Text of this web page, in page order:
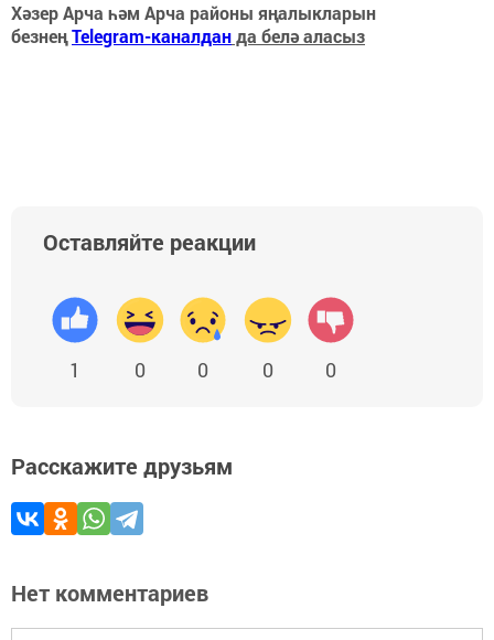
Хәзер Арча һәм Арча районы яңалыкларын
безнеңTelegram-каналданда белә аласыз
Оставляйте реакции
1 0 0 0 0
Расскажите друзьям
Нет комментариев